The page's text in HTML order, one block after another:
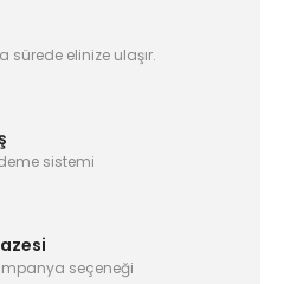
sürede elinize ulaşır.
sistemi
seçeneği